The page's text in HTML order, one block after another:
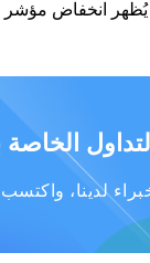
يُظهر انخفاض مؤشر
لدينا،